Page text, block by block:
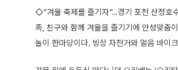
◇“겨울 축제를 즐기자”…경기 포천 산정호
족, 친구와 함께 겨울을 즐기기에 안성맞춤
놀이 한마당이다. 빙상 자전거와 얼음 바이